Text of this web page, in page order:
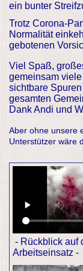
ein bunter
Trotz Corona-
Normalität
gebotenen
Viel Spaß,
gemeinsam
sichtbare
gesamten
Dank Andi und
Aber ohne unsere
Unterstützer wäre
- Rückblick auf
Arbeitseinsatz -